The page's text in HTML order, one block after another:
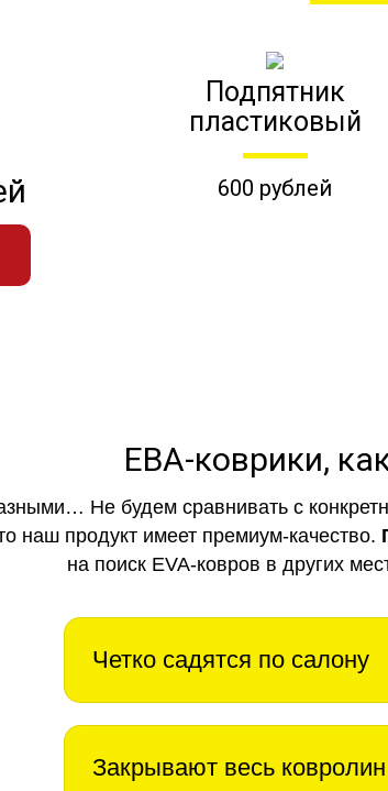
Подпятник
пластиковый
600 рублей
ЕВА-коврики,
Не будем сравнивать с
наш продукт имеет премиум-качество.
на поиск EVA-ковров в других
Четко садятся по салону
Закрывают весь ковролин